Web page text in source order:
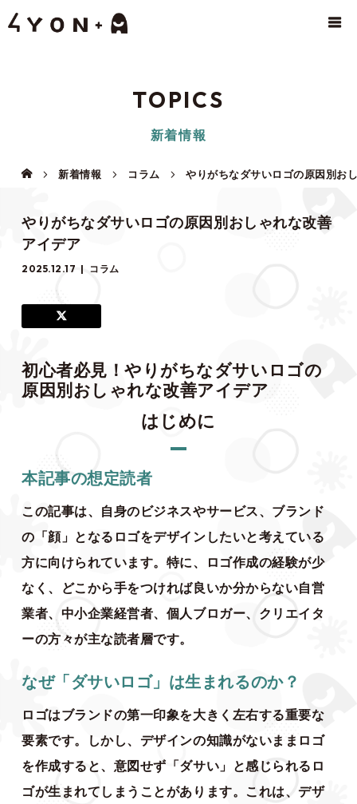
TOPICS
新着情報
新着情報 コラム やりがちなダサいロゴの原因別お
やりがちなダサいロゴの原因別おしゃれな改善
アイデア
2025.12.17 コラム
初心者必見！やりがちなダサいロゴの
原因別おしゃれな改善アイデア
はじめに
本記事の想定読者
この記事は、自身のビジネスやサービス、ブランド
の「顔」となるロゴをデザインしたいと考えている
方に向けられています。特に、ロゴ作成の経験が少
なく、どこから手をつければ良いか分からない自営
業者、中小企業経営者、個人ブロガー、クリエイタ
ーの方々が主な読者層です。
なぜ「ダサいロゴ」は生まれるのか？
ロゴはブランドの第一印象を大きく左右する重要な
要素です。しかし、デザインの知識がないままロゴ
を作成すると、意図せず「ダサい」と感じられるロ
ゴが生まれてしまうことがあります。これは、デザ